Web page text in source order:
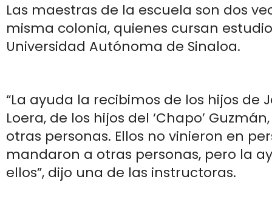
Las maestras de la escuela son dos
misma colonia, quienes cursan
Universidad Autónoma de Sinaloa.
“La ayuda la recibimos de los hijos de
Loera, de los hijos del ‘Chapo’
otras personas. Ellos no vinieron en
mandaron a otras personas, pero la
ellos”, dijo una de las instructoras.